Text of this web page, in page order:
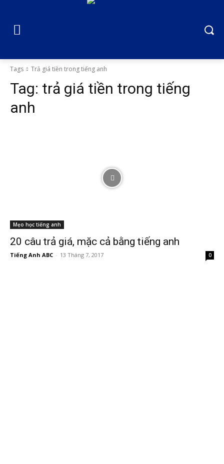
Tags Trả giá tiền trong tiếng anh
Tag: trả giá tiền trong tiếng
anh
Mẹo học tiếng anh
20 câu trả giá, mặc cả bằng tiếng anh
Tiếng Anh ABC - 13 Tháng 7, 2017 0